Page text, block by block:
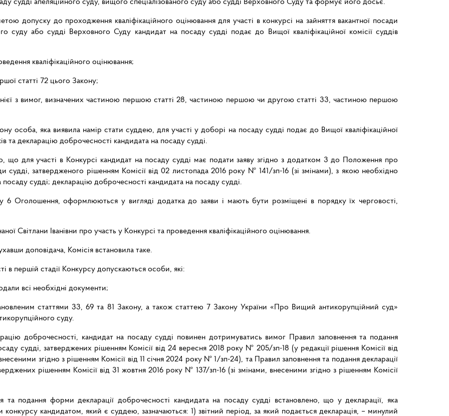
судді апеляційного суду, вищого спеціалізованого суду або судді Верховного Суду та формує його досьє.
допуску до проходження кваліфікаційного оцінювання для участі в конкурсі на зайняття вакантної посади
суду або судді Верховного Суду кандидат на посаду судді подає до Вищої кваліфікаційної комісії суддів
кваліфікаційного оцінювання;
статті 72 цього Закону;
з вимог, визначених частиною першою статті 28, частиною першою чи другою статті 33, частиною першою
особа, яка виявила намір стати суддею, для участі у доборі на посаду судді подає до Вищої кваліфікаційної
та декларацію доброчесності кандидата на посаду судді.
що для участі в Конкурсі кандидат на посаду судді має подати заяву згідно з додатком 3 до Положення про
судді, затвердженого рішенням Комісії від 02 листопада 2016 року № 141/зп-16 (зі змінами), з якою необхідно
посаду судді; декларацію доброчесності кандидата на посаду судді.
6 Оголошення, оформлюються у вигляді додатка до заяви і мають бути розміщені в порядку їх черговості,
Світлани Іванівни про участь у Конкурсі та проведення кваліфікаційного оцінювання.
доповідача, Комісія встановила таке.
в першій стадії Конкурсу допускаються особи, які:
всі необхідні документи;
статтями 33, 69 та 81 Закону, а також статтею 7 Закону України «Про Вищий антикорупційний суд»
суду.
доброчесності, кандидат на посаду судді повинен дотримуватись вимог Правил заповнення та подання
судді, затверджених рішенням Комісії від 24 вересня 2018 року № 205/зп-18 (у редакції рішення Комісії від
згідно з рішенням Комісії від 11 січня 2024 року № 1/зп-24), та Правил заповнення та подання декларації
рішенням Комісії від 31 жовтня 2016 року № 137/зп-16 (зі змінами, внесеними згідно з рішенням Комісії
та подання форми декларації доброчесності кандидата на посаду судді встановлено, що у декларації, яка
кандидатом, який є суддею, зазначаються: 1) звітний період, за який подається декларація, – минулий